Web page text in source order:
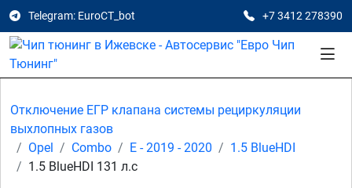
Telegram: EuroCT_bot +7 3412 278390
Отключение ЕГР клапана системы рециркуляции
выхлопных газов
Opel
Combo E - 2019 - 2020
1.5 BlueHDI
1.5 BlueHDI 131 л.с